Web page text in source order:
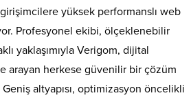
yüksek performanslı web
Profesyonel ekibi, ölçeklenebilir
yaklaşımıyla Verigom, dijital
arayan herkese güvenilir bir çözüm
Geniş altyapısı, optimizasyon öncelikli